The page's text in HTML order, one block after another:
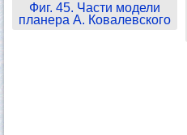
Фиг. 45. Части модели
планера А. Ковалевского